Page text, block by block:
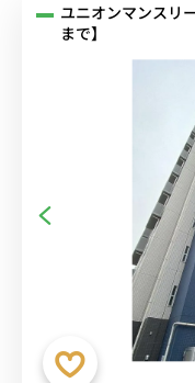
ユニオンマンスリ
まで】